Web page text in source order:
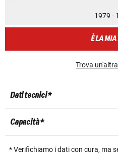
1979 -
È LA MIA
Trova
Dati tecnici *
Capacità *
* Verifichiamo i dati con cura, ma